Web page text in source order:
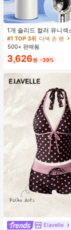
1개 솔리드 컬러 유니섹
식 휴대용 100단 고풍량
리 수명 미니 핸드헬드
레이 일상용, 여행용
#1 TOP 3위 다색 손 팬
500+ 판매됨
3,626원 -39%
Elavelle